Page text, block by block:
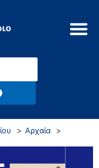
Αρχαία